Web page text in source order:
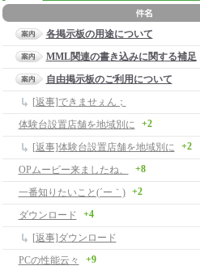
各掲示板の用途について
MML関連の書き込みに関する補足
自由掲示板のご利用について
[返事]できませぇん；
体験台設置店舗を地域別に
+2
[返事]体験台設置店舗を地域別に +2
OPムービー来ましたね、 +8
一番知りたいこと(´ー｀) +2
ダウンロード +4
[返事]ダウンロード
PCの性能云々
+9